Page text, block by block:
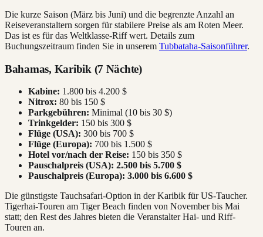
Die kurze Saison (März bis Juni) und die begrenzte Anzahl an
Reiseveranstaltern sorgen für stabilere Preise als am Roten Meer.
Das ist es für das Weltklasse-Riff wert. Details zum
Buchungszeitraum finden Sie in unserem Tubbataha-Saisonführer.
Bahamas, Karibik (7 Nächte)
Kabine: 1.800 bis 4.200 $
Nitrox: 80 bis 150 $
Parkgebühren: Minimal (10 bis 30 $)
Trinkgelder: 150 bis 300 $
Flüge (USA): 300 bis 700 $
Flüge (Europa): 700 bis 1.500 $
Hotel vor/nach der Reise: 150 bis 350 $
Pauschalpreis (USA): 2.500 bis 5.700 $
Pauschalpreis (Europa): 3.000 bis 6.600 $
Die günstigste Tauchsafari-Option in der Karibik für US-Taucher.
Tigerhai-Touren am Tiger Beach finden von November bis Mai
statt; den Rest des Jahres bieten die Veranstalter Hai- und Riff-
Touren an.